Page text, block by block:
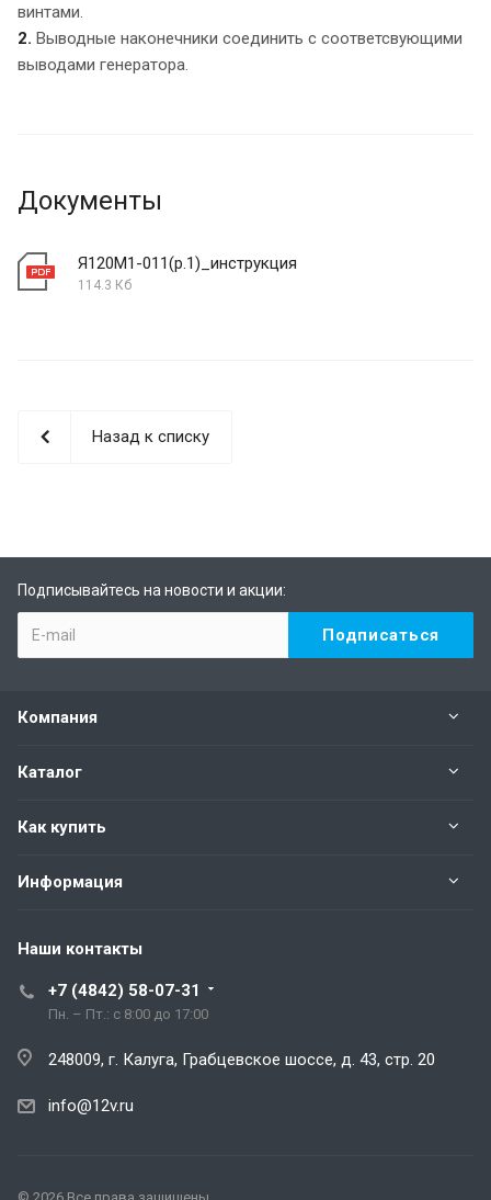
винтами.
2. Выводные наконечники соединить с соответсвующими
выводами генератора.
Документы
Я120М1-011(р.1)_инструкция
114.3 Кб
Назад к списку
Подписывайтесь на новости и акции:
Компания
Каталог
Как купить
Информация
Наши контакты
+7 (4842) 58-07-31
Пн. – Пт.: с 8:00 до 17:00
248009, г. Калуга, Грабцевское шоссе, д. 43, стр. 20
info@12v.ru